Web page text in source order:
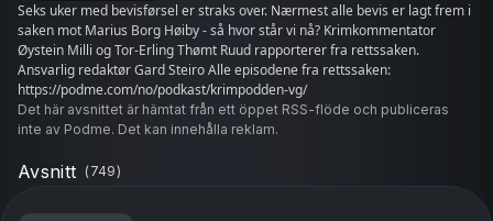
Seks uker med bevisførsel er straks over. Nærmest alle bevis er lagt frem i
saken mot Marius Borg Høiby - så hvor står vi nå? Krimkommentator
Øystein Milli og Tor-Erling Thømt Ruud rapporterer fra rettssaken.
Ansvarlig redaktør Gard Steiro Alle episodene fra rettssaken:
https://podme.com/no/podkast/krimpodden-vg/
Det här avsnittet är hämtat från ett öppet RSS-flöde och publiceras
inte av Podme. Det kan innehålla reklam.
Avsnitt (749)